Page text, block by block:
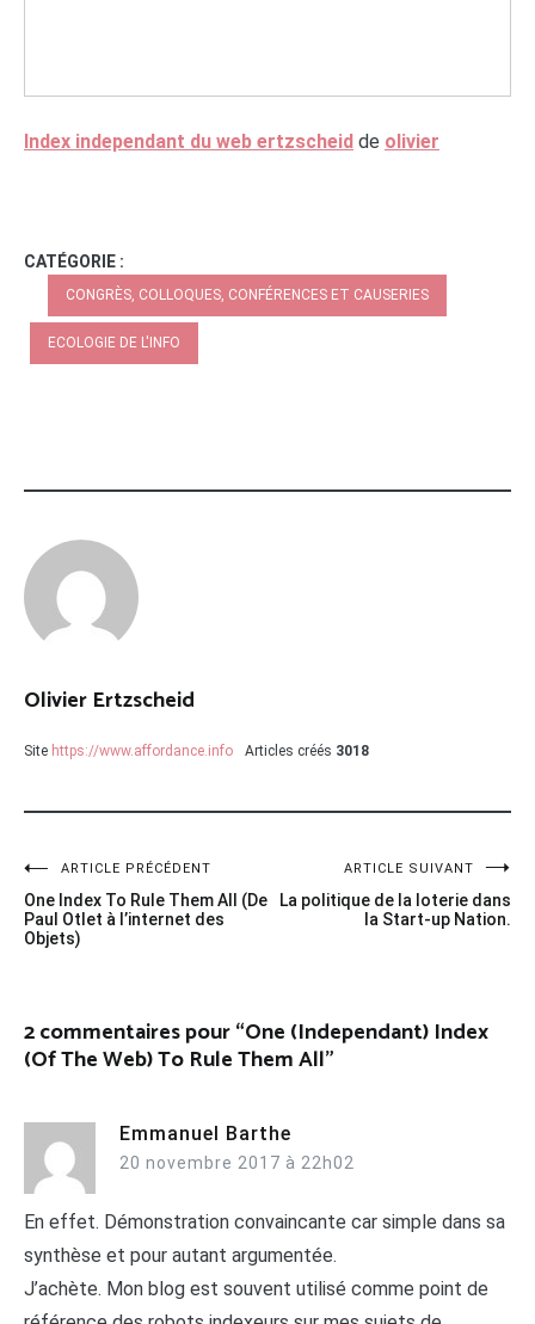
Index independant du web ertzscheid de olivier
CATÉGORIE :
CONGRÈS, COLLOQUES, CONFÉRENCES ET CAUSERIES
ECOLOGIE DE L'INFO
Olivier Ertzscheid
Site https://www.affordance.info Articles créés 3018
Navigation
de
l’article
ARTICLE PRÉCÉDENT
One Index To Rule Them All (De
Paul Otlet à l’internet des
Objets)
ARTICLE SUIVANT
La politique de la loterie dans
la Start-up Nation.
2 commentaires pour “One (Independant) Index
(Of The Web) To Rule Them All”
Emmanuel Barthe
20 novembre 2017 à 22h02
En effet. Démonstration convaincante car simple dans sa
synthèse et pour autant argumentée.
J’achète. Mon blog est souvent utilisé comme point de